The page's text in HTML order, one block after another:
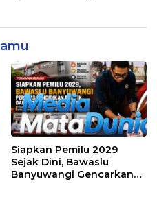
Depan Gerbang Sekolah
Siapkan Pemilu 2029
Sejak Dini, Bawaslu
Banyuwangi Gencarkan